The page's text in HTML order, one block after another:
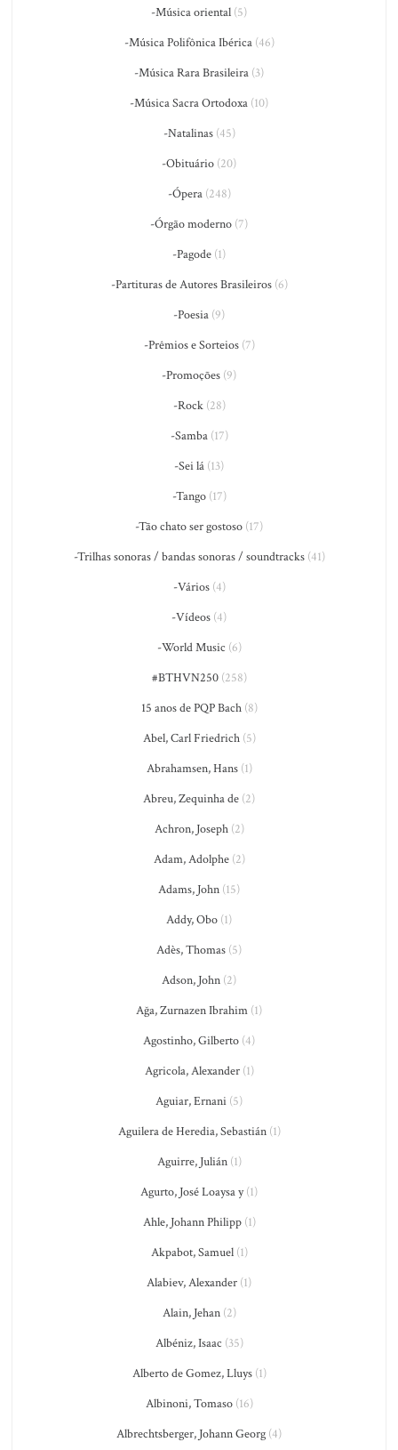
-Música oriental (5)
-Música Polifônica Ibérica(46)
-Música Rara Brasileira (3)
-Música Sacra Ortodoxa (10)
-Natalinas(45)
-Obituário (20)
-Ópera(248)
-Órgão moderno (7)
-Pagode (1)
-Partituras de Autores Brasileiros(6)
-Poesia (9)
-Prêmios e Sorteios(7)
-Promoções (9)
-Rock(28)
-Samba(17)
-Sei lá (13)
-Tango(17)
-Tão chato ser gostoso (17)
-Trilhas sonoras / bandas sonoras / soundtracks(41)
-Vários(4)
-Vídeos (4)
-World Music (6)
#BTHVN250(258)
15 anos de PQP Bach(8)
Abel, Carl Friedrich(5)
Abrahamsen, Hans(1)
Abreu, Zequinha de (2)
Achron, Joseph(2)
Adam, Adolphe(2)
Adams, John (15)
Addy, Obo (1)
Adès, Thomas (5)
Adson, John (2)
Ağa, Zurnazen Ibrahim (1)
Agostinho, Gilberto (4)
Agricola, Alexander(1)
Aguiar, Ernani (5)
Aguilera de Heredia, Sebastián(1)
Aguirre, Julián(1)
Agurto, José Loaysa y(1)
Ahle, Johann Philipp(1)
Akpabot, Samuel(1)
Alabiev, Alexander (1)
Alain, Jehan(2)
Albéniz, Isaac (35)
Alberto de Gomez, Lluys(1)
Albinoni, Tomaso(16)
Albrechtsberger, Johann Georg (4)